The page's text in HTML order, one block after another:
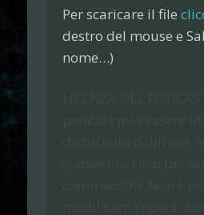
Per scaricare il file
destro del mouse e
nome…)